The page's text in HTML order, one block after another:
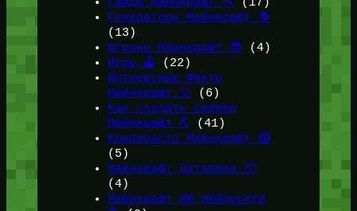
Гайды Майнкрафт 🔨
(17)
Генераторы Майнкрафт 🔁
(13)
Игроки Майнкрафт 😎 (4)
Игры 🕹️ (22)
Интересные Факты
Майнкрафт 💡(6)
Как создать сервер
Майнкрафт ⛏️ (41)
Крипипаста Майнкрафт 😱
(5)
Майнкрафт Датапаки 📦
(4)
Майнкрафт ИИ Нейросети